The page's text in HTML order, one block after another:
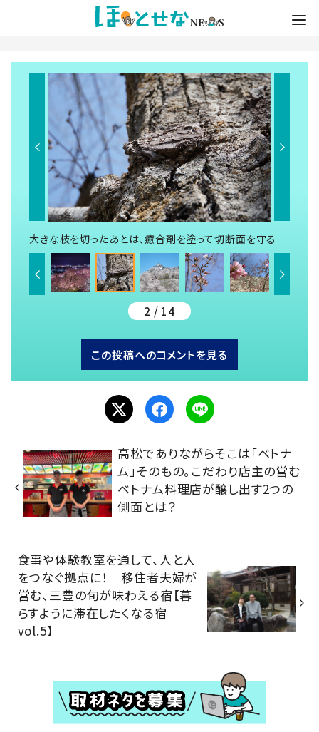
大きな枝を切ったあとは、癒合剤を塗って切断面を守る
2 / 14
この投稿へのコメントを見る
高松でありながらそこは「ベトナ
ム」そのもの。こだわり店主の営む
ベトナム料理店が醸し出す2つの
側面とは？
食事や体験教室を通して、人と人
をつなぐ拠点に！ 移住者夫婦が
営む、三豊の旬が味わえる宿【暮
らすように滞在したくなる宿
vol.5】